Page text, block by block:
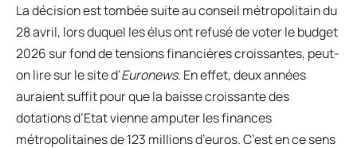
La décision est tombée suite au conseil métropolitain du
28 avril, lors duquel les élus ont refusé de voter le budget
2026 sur fond de tensions financières croissantes, peut-
on lire sur le site d’Euronews. En effet, deux années
auraient suffit pour que la baisse croissante des
dotations d’Etat vienne amputer les finances
métropolitaines de 123 millions d’euros. C’est en ce sens